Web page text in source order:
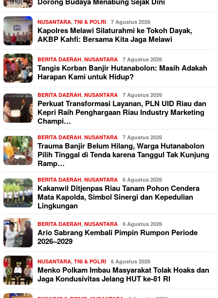
NUSANTARA, TNI & POLRI 7 Agustus 2026
Kapolres Melawi Silaturahmi ke Tokoh Dayak,
AKBP Kahfi: Bersama Kita Jaga Melawi
BERITA DAERAH, NUSANTARA 7 Agustus 2026
Tangis Korban Banjir Hutanabolon: Masih Adakah
Harapan Kami untuk Hidup?
BERITA DAERAH, NUSANTARA 7 Agustus 2026
Perkuat Transformasi Layanan, PLN UID Riau dan
Kepri Raih Penghargaan Riau Industry Marketing
Champi…
BERITA DAERAH, NUSANTARA 7 Agustus 2026
Trauma Banjir Belum Hilang, Warga Hutanabolon
Pilih Tinggal di Tenda karena Tanggul Tak Kunjung
Ramp…
BERITA DAERAH, NUSANTARA 6 Agustus 2026
Kakanwil Ditjenpas Riau Tanam Pohon Cendera
Mata Kapolda, Simbol Sinergi dan Kepedulian
Lingkungan
BERITA DAERAH, NUSANTARA 6 Agustus 2026
Ario Sabrang Kembali Pimpin Rumpon Periode
2026–2029
NUSANTARA, TNI & POLRI 6 Agustus 2026
Menko Polkam Imbau Masyarakat Tolak Hoaks dan
Jaga Kondusivitas Jelang HUT ke-81 RI